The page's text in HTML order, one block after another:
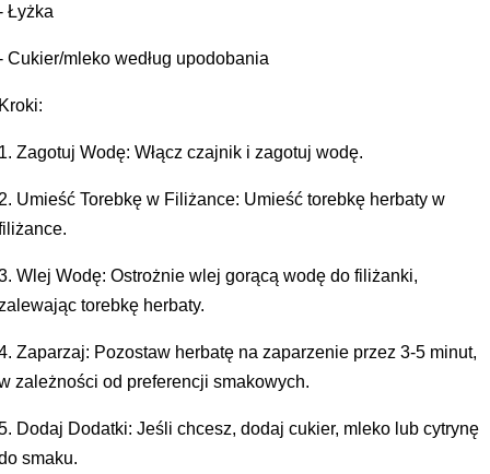
Łyżka
Cukier/mleko według upodobania
Zagotuj Wodę: Włącz czajnik i zagotuj wodę.
Umieść Torebkę w Filiżance: Umieść torebkę herbaty w
Wlej Wodę: Ostrożnie wlej gorącą wodę do filiżanki,
torebkę herbaty.
Zaparzaj: Pozostaw herbatę na zaparzenie przez 3-5 minut,
zależności od preferencji smakowych.
Dodaj Dodatki: Jeśli chcesz, dodaj cukier, mleko lub cytrynę
smaku.